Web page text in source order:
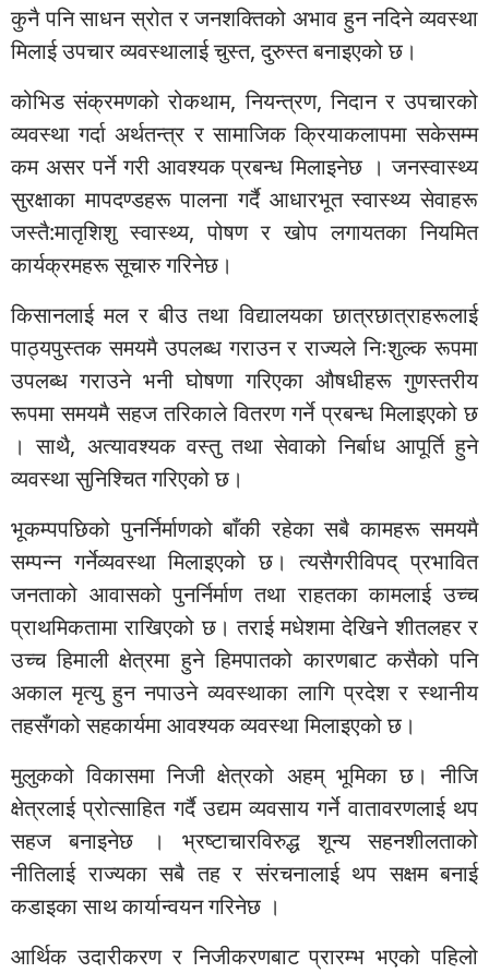
कुनै पनि साधन स्रोत र जनशक्तिको अभाव हुन नदिने व्यवस्था
मिलाई उपचार व्यवस्थालाई चुस्त, दुरुस्त बनाइएको छ।
कोभिड संक्रमणको रोकथाम, नियन्त्रण, निदान र उपचारको
व्यवस्था गर्दा अर्थतन्त्र र सामाजिक क्रियाकलापमा सकेसम्म
कम असर पर्ने गरी आवश्यक प्रबन्ध मिलाइनेछ । जनस्वास्थ्य
सुरक्षाका मापदण्डहरू पालना गर्दै आधारभूत स्वास्थ्य सेवाहरू
जस्तै:मातृशिशु स्वास्थ्य, पोषण र खोप लगायतका नियमित
कार्यक्रमहरू सूचारु गरिनेछ।
किसानलाई मल र बीउ तथा विद्यालयका छात्रछात्राहरूलाई
पाठ्यपुस्तक समयमै उपलब्ध गराउन र राज्यले निःशुल्क रूपमा
उपलब्ध गराउने भनी घोषणा गरिएका औषधीहरू गुणस्तरीय
रूपमा समयमै सहज तरिकाले वितरण गर्ने प्रबन्ध मिलाइएको छ
। साथै, अत्यावश्यक वस्तु तथा सेवाको निर्बाध आपूर्ति हुने
व्यवस्था सुनिश्चित गरिएको छ।
भूकम्पपछिको पुनर्निर्माणको बाँकी रहेका सबै कामहरू समयमै
सम्पन्न गर्नेव्यवस्था मिलाइएको छ। त्यसैगरीविपद् प्रभावित
जनताको आवासको पुनर्निर्माण तथा राहतका कामलाई उच्च
प्राथमिकतामा राखिएको छ। तराई मधेशमा देखिने शीतलहर र
उच्च हिमाली क्षेत्रमा हुने हिमपातको कारणबाट कसैको पनि
अकाल मृत्यु हुन नपाउने व्यवस्थाका लागि प्रदेश र स्थानीय
तहसँगको सहकार्यमा आवश्यक व्यवस्था मिलाइएको छ।
मुलुकको विकासमा निजी क्षेत्रको अहम् भूमिका छ। नीजि
क्षेत्रलाई प्रोत्साहित गर्दै उद्यम व्यवसाय गर्ने वातावरणलाई थप
सहज बनाइनेछ । भ्रष्टाचारविरुद्ध शून्य सहनशीलताको
नीतिलाई राज्यका सबै तह र संरचनालाई थप सक्षम बनाई
कडाइका साथ कार्यान्वयन गरिनेछ ।
आर्थिक उदारीकरण र निजीकरणबाट प्रारम्भ भएको पहिलो